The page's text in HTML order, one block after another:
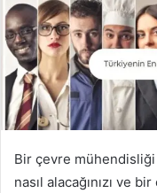
Bir çevre mühendisliği
nasıl alacağınızı ve